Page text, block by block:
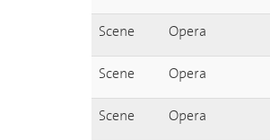
Scene Opera
Scene Opera
Scene Opera